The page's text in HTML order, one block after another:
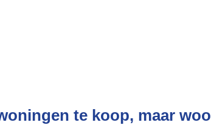
te koop, maar